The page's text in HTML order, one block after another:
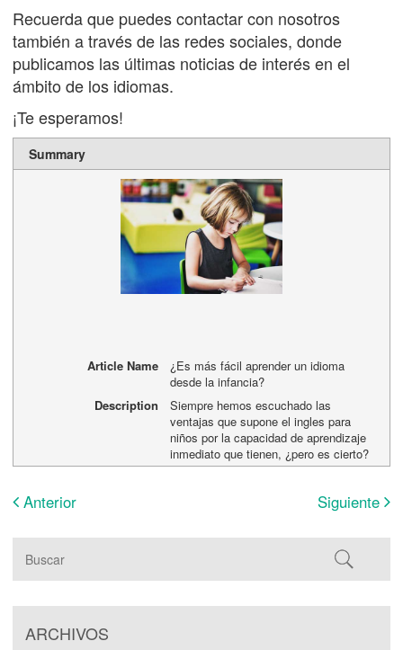
Recuerda que puedes contactar con nosotros
también a través de las redes sociales, donde
publicamos las últimas noticias de interés en el
ámbito de los idiomas.
¡Te esperamos!
Summary
Article Name
¿Es más fácil aprender un idioma
desde la infancia?
Description
Siempre hemos escuchado las
ventajas que supone el ingles para
niños por la capacidad de aprendizaje
inmediato que tienen, ¿pero es cierto?
Anterior Siguiente
ARCHIVOS